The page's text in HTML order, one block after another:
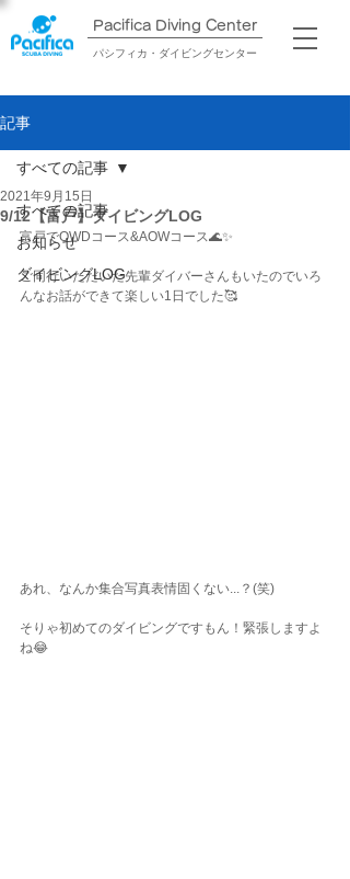
Pacifica Diving Center​
パシフィカ・ダイビングセンター
記事
すべての記事
お知らせ
ダイビングLOG
すべての記事
9/12【富戸】ダイビングLOG
2021年9月15日
富戸でOWDコース&AOWコース🌊✨
ご同行いただいた先輩ダイバーさんもいたのでいろ
んなお話ができて楽しい1日でした🥰
あれ、なんか集合写真表情固くない...？(笑)
そりゃ初めてのダイビングですもん！緊張しますよ
ね😂